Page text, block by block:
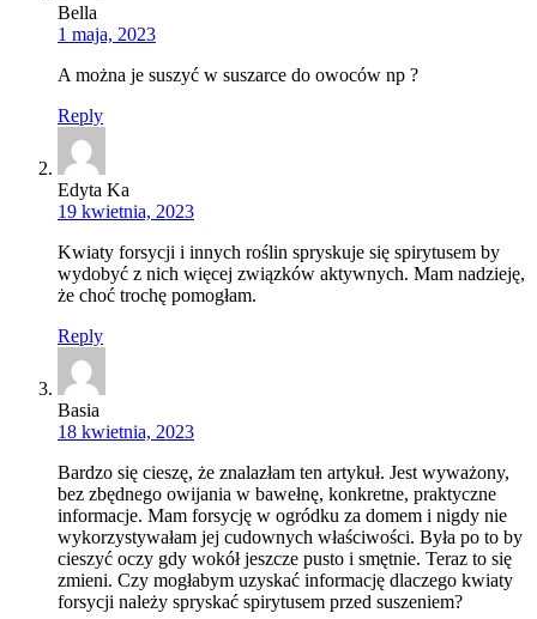
Bella
1 maja, 2023
A można je suszyć w suszarce do owoców np ?
Reply
Edyta Ka
19 kwietnia, 2023
Kwiaty forsycji i innych roślin spryskuje się spirytusem by
wydobyć z nich więcej związków aktywnych. Mam nadzieję,
że choć trochę pomogłam.
Reply
Basia
18 kwietnia, 2023
Bardzo się cieszę, że znalazłam ten artykuł. Jest wyważony,
bez zbędnego owijania w bawełnę, konkretne, praktyczne
informacje. Mam forsycję w ogródku za domem i nigdy nie
wykorzystywałam jej cudownych właściwości. Była po to by
cieszyć oczy gdy wokół jeszcze pusto i smętnie. Teraz to się
zmieni. Czy mogłabym uzyskać informację dlaczego kwiaty
forsycji należy spryskać spirytusem przed suszeniem?